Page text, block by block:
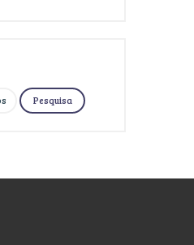
Pesquisa